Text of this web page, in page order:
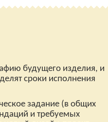
будущего изделия, и
сроки исполнения
задание (в общих
и требуемых